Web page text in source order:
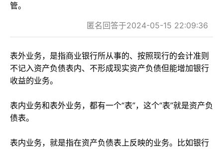
管。
匿名回答于2024-05-15 22:09:36
表外业务，是指商业银行所从事的、按照现行的会计准则
不记入资产负债表内、不形成现实资产负债但能增加银行
收益的业务。
表内业务和表外业务，都有一个“表”，这个“表”就是资产负
债表。
表内业务，就是指在资产负债表上反映的业务。比如银行